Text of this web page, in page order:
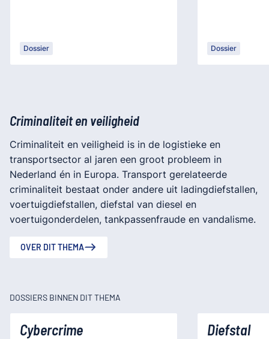
Dossier Dossier
Criminaliteit en veiligheid
Criminaliteit en veiligheid is in de logistieke en
transportsector al jaren een groot probleem in
Nederland én in Europa. Transport gerelateerde
criminaliteit bestaat onder andere uit ladingdiefstallen,
voertuigdiefstallen, diefstal van diesel en
voertuigonderdelen, tankpassenfraude en vandalisme.
OVER DIT THEMA
DOSSIERS BINNEN DIT THEMA
Cybercrime Diefstal